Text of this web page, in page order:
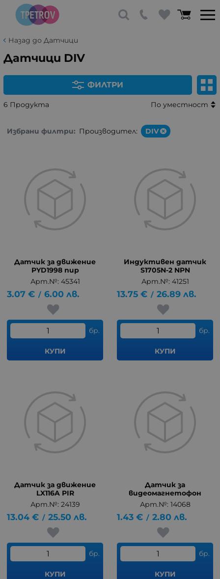
Назад до Датчици
Датчици DIV
ФИЛТРИ
6 Продукта По уместност
Избрани филтри: Производител: DIV
Датчик за движение
PYD1998 пир
Арт.№: 45341
3.07 € / 6.00 лв.
бр.
КУПИ
Индуктивен датчик
S1705N-2 NPN
Арт.№: 41251
13.75 € / 26.89 лв.
бр.
КУПИ
Датчик за движение
LX116A PIR
Арт.№: 24139
13.04 € / 25.50 лв.
бр.
КУПИ
Датчик за
видеомагнетофон
Арт.№: 14068
1.43 € / 2.80 лв.
бр.
КУПИ